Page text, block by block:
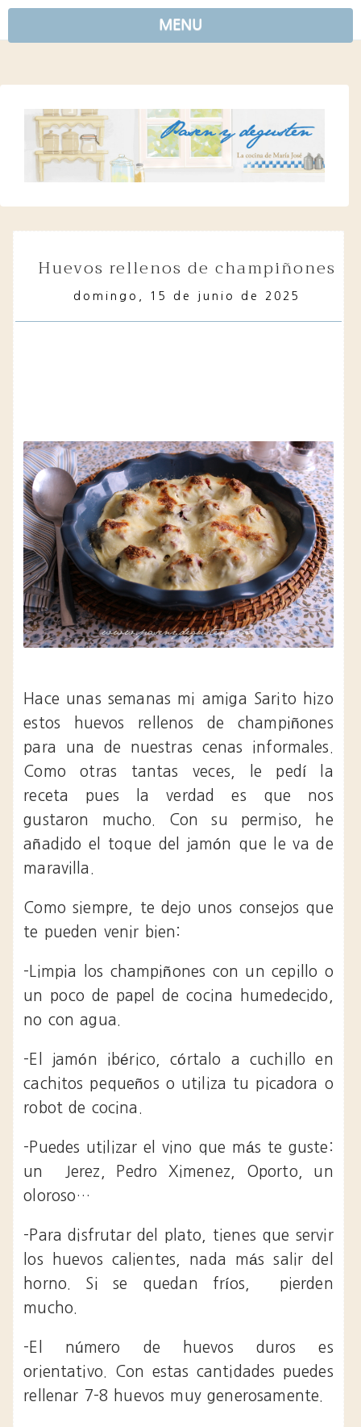
MENU
huevos rellenos de champiñones
domingo, 15 de junio de 2025
Hace unas semanas mi amiga Sarito hizo
estos huevos rellenos de champiñones
para una de nuestras cenas informales.
Como otras tantas veces, le pedí la
receta pues la verdad es que nos
gustaron mucho. Con su permiso, he
añadido el toque del jamón que le va de
maravilla.
Como siempre, te dejo unos consejos que
te pueden venir bien:
-Limpia los champiñones con un cepillo o
un poco de papel de cocina humedecido,
no con agua.
-El jamón ibérico, córtalo a cuchillo en
cachitos pequeños o utiliza tu picadora o
robot de cocina.
-Puedes utilizar el vino que más te guste:
un Jerez, Pedro Ximenez, Oporto, un
oloroso…
-Para disfrutar del plato, tienes que servir
los huevos calientes, nada más salir del
horno. Si se quedan fríos, pierden
mucho.
-El número de huevos duros es
orientativo. Con estas cantidades puedes
rellenar 7-8 huevos muy generosamente.